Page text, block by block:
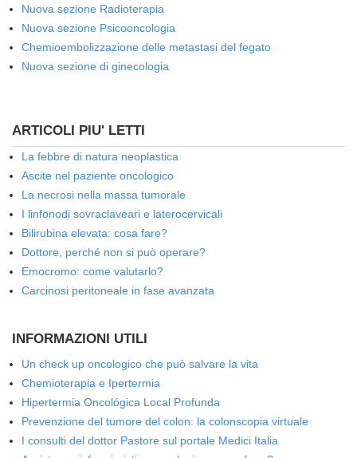
Nuova sezione Radioterapia
Nuova sezione Psicooncologia
Chemioembolizzazione delle metastasi del fegato
Nuova sezione di ginecologia
ARTICOLI PIU' LETTI
La febbre di natura neoplastica
Ascite nel paziente oncologico
La necrosi nella massa tumorale
I linfonodi sovraclaveari e laterocervicali
Bilirubina elevata: cosa fare?
Dottore, perché non si può operare?
Emocromo: come valutarlo?
Carcinosi peritoneale in fase avanzata
INFORMAZIONI UTILI
Un check up oncologico che può salvare la vita
Chemioterapia e Ipertermia
Hipertermia Oncológica Local Profunda
Prevenzione del tumore del colon: la colonscopia virtuale
I consulti del dottor Pastore sul portale Medici Italia